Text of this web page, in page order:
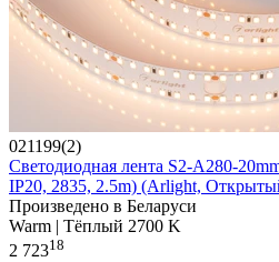
021199(2)
Светодиодная лента S2-A280-
IP20, 2835, 2.5m) (Arlight,
Произведено в Беларуси
Warm | Тёплый 2700 K
2 72318